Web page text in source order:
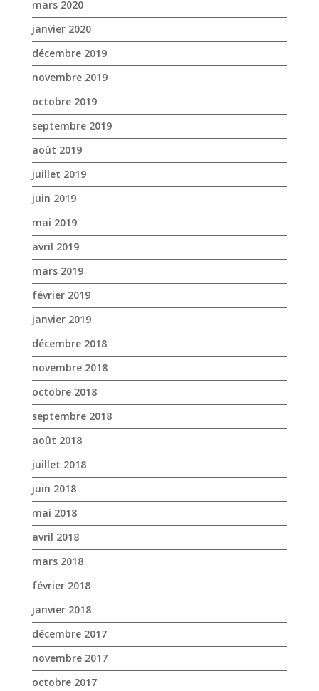
septembre 2019
août 2019
juillet 2019
juin 2019
mai 2019
avril 2019
mars 2019
février 2019
janvier 2019
décembre 2018
novembre 2018
octobre 2018
septembre 2018
août 2018
juillet 2018
juin 2018
mai 2018
avril 2018
mars 2018
février 2018
janvier 2018
décembre 2017
novembre 2017
octobre 2017
avril 2017